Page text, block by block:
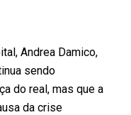
Andrea Damico,
sendo
do real, mas que a
da crise